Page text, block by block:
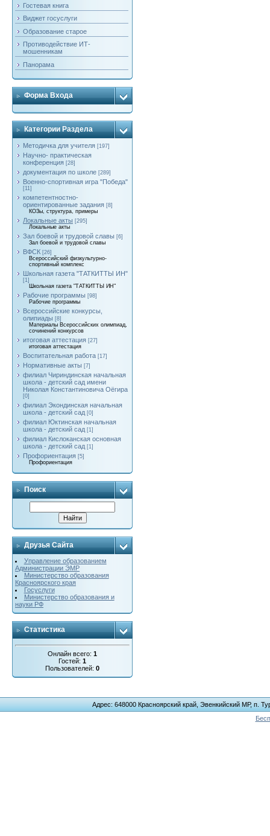
Гостевая книга
Виджет госуслуги
Образование старое
Противодействие ИТ-
мошенникам
Панорама
Форма Входа
Категории Раздела
Методичка для учителя [197]
Научно- практическая
конференция [28]
документация по школе [289]
Военно-спортивная игра "Победа"
[11]
компетентностно-
ориентированные задания [8]
КОЗы, структура, примеры
Локальные акты [295]
Локальные акты
Зал боевой и трудовой славы [6]
Зал боевой и трудовой славы
ВФСК [26]
Всероссийский физкультурно-
спортивный комплекс
Школьная газета "ТАТКИТТЫ ИН"
[1]
Школьная газета "ТАТКИТТЫ ИН"
Рабочие программы [98]
Рабочие программы
Всероссийские конкурсы,
олипиады [8]
Материалы Всероссийских олимпиад,
сочинений конкурсов
итоговая аттестация [27]
итоговая аттестация
Воспитательная работа [17]
Нормативные акты [7]
филиал Чириндинская начальная
школа - детский сад имени
Николая Константиновича Оёгира
[0]
филиал Экондинская начальная
школа - детский сад [0]
филиал Юктинская начальная
школа - детский сад [1]
филиал Кислоканская основная
школа - детский сад [1]
Профориентация [5]
Профориентация
Поиск
Друзья Сайта
Управление образованием
Администрации ЭМР
Министерство образования
Красноярского края
Госуслуги
Министерство образования и
науки РФ
Статистика
Онлайн всего: 1
Гостей: 1
Пользователей: 0
Адрес: 648000 Красноярский край, Эвенкийский МР, п.